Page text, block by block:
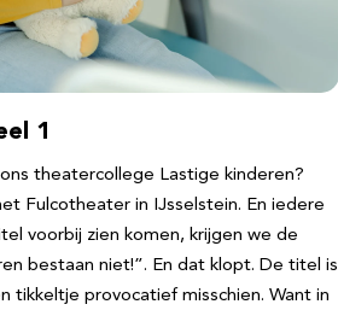
1
theatercollege Lastige kinderen?
Fulcotheater in IJsselstein. En iedere
voorbij zien komen, krijgen we de
bestaan niet!”. En dat klopt. De titel is
tikkeltje provocatief misschien. Want in